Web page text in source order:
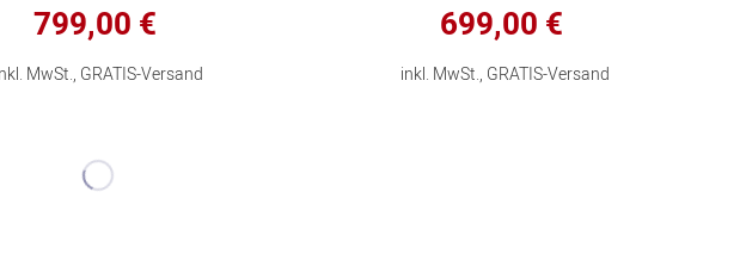
799,00 €
MwSt., GRATIS-Versand
699,00 €
inkl. MwSt., GRATIS-Versand